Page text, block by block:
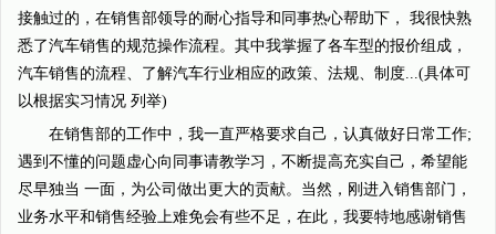
接触过的，在销售部领导的耐心指导和同事热心帮助下， 我很快熟
悉了汽车销售的规范操作流程。其中我掌握了各车型的报价组成，
汽车销售的流程、了解汽车行业相应的政策、法规、制度...(具体可
以根据实习情况 列举)
在销售部的工作中，我一直严格要求自己，认真做好日常工作;
遇到不懂的问题虚心向同事请教学习，不断提高充实自己，希望能
尽早独当 一面，为公司做出更大的贡献。当然，刚进入销售部门，
业务水平和销售经验上难免会有些不足，在此，我要特地感谢销售